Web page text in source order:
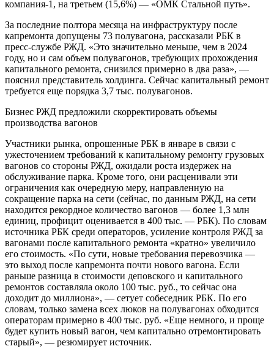
компания-1, на третьем (15,6%) — «ОМК Стальной путь».
За последние полтора месяца на инфраструктуру после
капремонта допущены 73 полувагона, рассказали РБК в
пресс-службе РЖД. «Это значительно меньше, чем в 2024
году, но и сам объем полувагонов, требующих прохождения
капитального ремонта, снизился примерно в два раза», —
пояснил представитель холдинга. Сейчас капитальный ремонт
требуется еще порядка 3,7 тыс. полувагонов.
Бизнес РЖД предложили скорректировать объемы
производства вагонов
Участники рынка, опрошенные РБК в январе в связи с
ужесточением требований к капитальному ремонту грузовых
вагонов со стороны РЖД, ожидали роста издержек на
обслуживание парка. Кроме того, они расценивали эти
ограничения как очередную меру, направленную на
сокращение парка на сети (сейчас, по данным РЖД, на сети
находится рекордное количество вагонов — более 1,3 млн
единиц, профицит оценивается в 400 тыс. — РБК). По словам
источника РБК среди операторов, усиление контроля РЖД за
вагонами после капитального ремонта «кратно» увеличило
его стоимость. «По сути, новые требования перевозчика —
это выход после капремонта почти нового вагона. Если
раньше разница в стоимости деповского и капитального
ремонтов составляла около 100 тыс. руб., то сейчас она
доходит до миллиона», — сетует собеседник РБК. По его
словам, только замена всех люков на полувагонах обходится
операторам примерно в 400 тыс. руб. «Еще немного, и проще
будет купить новый вагон, чем капитально отремонтировать
старый», — резюмирует источник.